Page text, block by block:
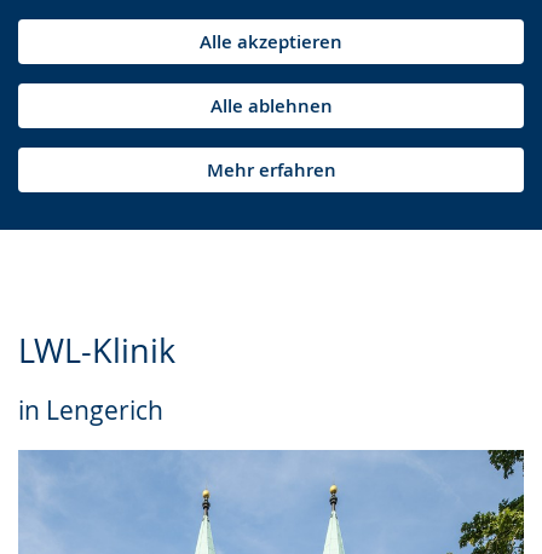
Alle akzeptieren
Alle ablehnen
Mehr erfahren
LWL-Klinik
in Lengerich